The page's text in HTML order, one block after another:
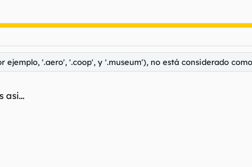
ejemplo, '.aero', '.coop', y '.museum'), no está considerado
asi...